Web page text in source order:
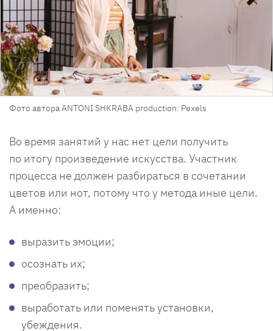
Фото автора ANTONI SHKRABA production: Pexels
Во время занятий у нас нет цели получить
по итогу произведение искусства. Участник
процесса не должен разбираться в сочетании
цветов или нот, потому что у метода иные цели.
А именно:
выразить эмоции;
осознать их;
преобразить;
выработать или поменять установки,
убеждения.